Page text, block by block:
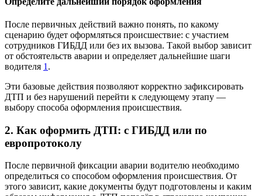
После первичных действий важно понять, по какому
сценарию будет оформляться происшествие: с участием
сотрудников ГИБДД или без их вызова. Такой выбор зависит
от обстоятельств аварии и определяет дальнейшие шаги
водителя 1 .
Эти базовые действия позволяют корректно зафиксировать
ДТП и без нарушений перейти к следующему этапу —
выбору способа оформления происшествия.
2. Как оформить ДТП: с ГИБДД или по
европротоколу
После первичной фиксации аварии водителю необходимо
определиться со способом оформления происшествия. От
этого зависит, какие документы будут подготовлены и каким